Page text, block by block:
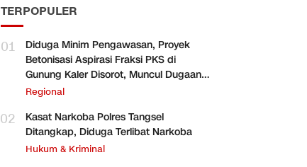
TERPOPULER
01
Diduga Minim Pengawasan, Proyek
Betonisasi Aspirasi Fraksi PKS di
Gunung Kaler Disorot, Muncul Dugaan
Pengurangan Volume
Regional
02
Kasat Narkoba Polres Tangsel
Ditangkap, Diduga Terlibat Narkoba
Hukum & Kriminal